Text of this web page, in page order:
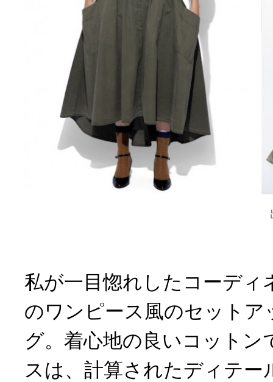
私が一目惚れしたコーディ
のワンピース風のセット
グ。着心地の良いコットン
スは、計算されたディテー